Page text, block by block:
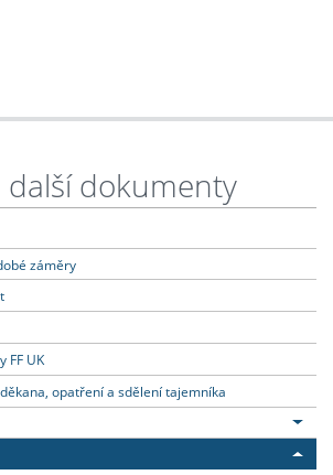
další dokumenty
záměry
FF UK
opatření a sdělení tajemníka